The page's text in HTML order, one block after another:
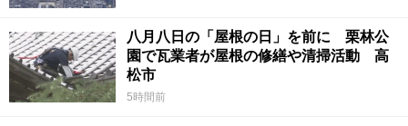
八月八日の「屋根の日」を前に 栗林公
園で瓦業者が屋根の修繕や清掃活動 高
松市
5時間前